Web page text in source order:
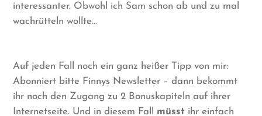
interessanter. Obwohl ich Sam schon ab und zu mal
wachrütteln wollte…
Auf jeden Fall noch ein ganz heißer Tipp von mir:
Abonniert bitte Finnys Newsletter – dann bekommt
ihr noch den Zugang zu 2 Bonuskapiteln auf ihrer
Internetseite. Und in diesem Fall müsst ihr einfach